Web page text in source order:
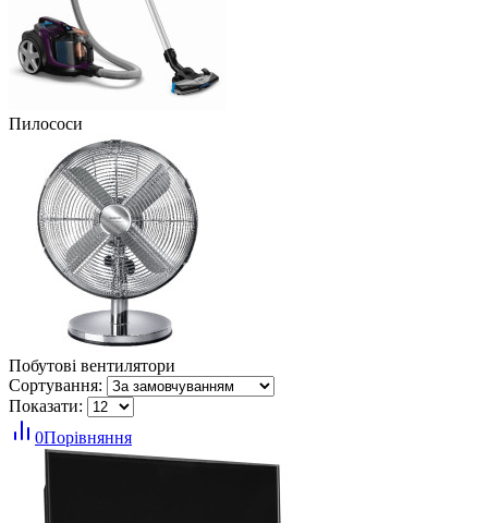
Пилососи
Побутові вентилятори
Сортування:
Показати:
0Порівняння